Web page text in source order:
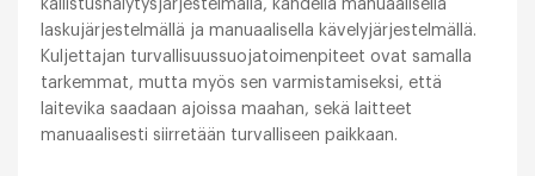
kallistushälytysjärjestelmällä, kahdella manuaalisella
laskujärjestelmällä ja manuaalisella kävelyjärjestelmällä.
Kuljettajan turvallisuussuojatoimenpiteet ovat samalla
tarkemmat, mutta myös sen varmistamiseksi, että
laitevika saadaan ajoissa maahan, sekä laitteet
manuaalisesti siirretään turvalliseen paikkaan.